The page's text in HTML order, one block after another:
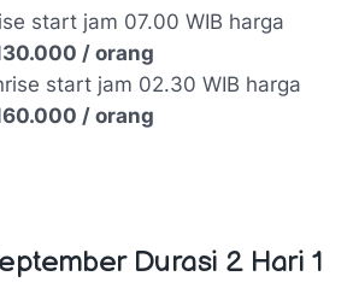
start jam 07.00 WIB harga
/ orang
start jam 02.30 WIB harga
/ orang
Durasi 2 Hari 1